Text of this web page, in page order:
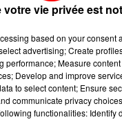
votre vie privée est
based on your consent
advertising; Create
Measure
Develop and improve
to select content; Ensure
communicate privacy
functionalities: